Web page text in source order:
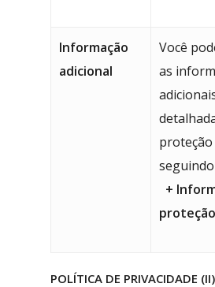
Informação
adicional
Você
as
proteção
+
POLÍTICA DE PRIVACIDADE (II)